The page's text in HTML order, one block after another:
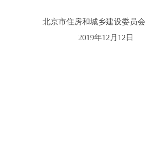
北京市住房和城乡建设委员会
2019年12月12日